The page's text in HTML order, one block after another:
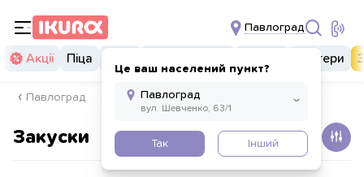
Павлоград
Це ваш населений пункт?
Так Інший
Акції Піца Бургери
Павлоград
Закуски